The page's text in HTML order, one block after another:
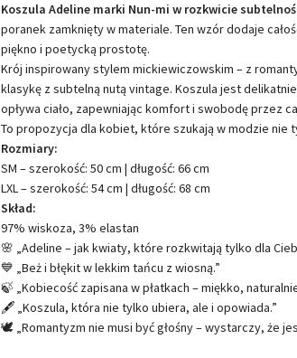
Koszula Adeline marki Nun-mi w rozkwicie
poranek zamknięty w materiale. Ten wzór dodaje
piękno i poetycką prostotę.
Krój inspirowany stylem mickiewiczowskim – z
klasykę z subtelną nutą vintage. Koszula jest
opływa ciało, zapewniając komfort i swobodę przez
To propozycja dla kobiet, które szukają w modzie nie
Rozmiary:
SM – szerokość: 50 cm | długość: 66 cm
LXL – szerokość: 54 cm | długość: 68 cm
Skład:
97% wiskoza, 3% elastan
🌸 „Adeline – jak kwiaty, które rozkwitają tylko dla
💙 „Beż i błękit w lekkim tańcu z wiosną.”
🍃 „Kobiecość zapisana w płatkach – miękko,
🖋️ „Koszula, która nie tylko ubiera, ale i opowiada.”
🕊️ „Romantyzm nie musi być głośny – wystarczy, że